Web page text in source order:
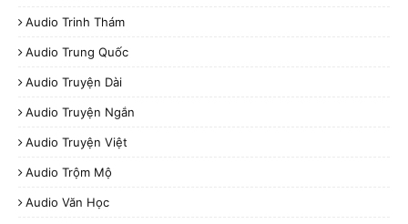
Audio Trinh Thám
Audio Trung Quốc
Audio Truyện Dài
Audio Truyện Ngắn
Audio Truyện Việt
Audio Trộm Mộ
Audio Văn Học